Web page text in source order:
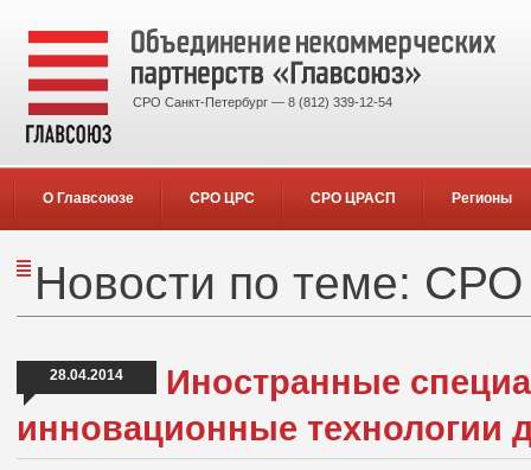
СРО Санкт-Петербург — 8 (812) 339-12-54
О Главсоюзе СРО ЦРС СРО ЦРАСП Регионы
Новости по теме: СРО
28.04.2014
Иностранные
инновационные технологии